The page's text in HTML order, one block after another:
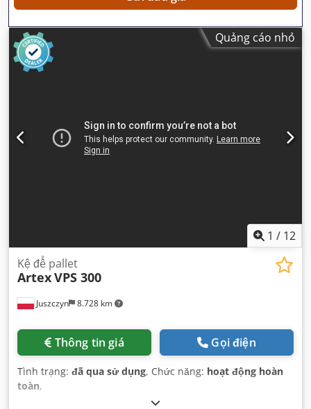
Quảng cáo nhỏ
1 / 12
Juszczyn 8.728 km
Kệ để pallet
ArtexVPS 300
Thông tin giá Gọi điện
Tình trạng: đã qua sử dụng, Chức năng: hoạt động hoàn
toàn,